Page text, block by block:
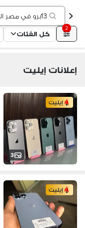
13برو في مصر الجديدة
2
كل الفئات
إعلانات إيليت
3
إيليت
إيليت